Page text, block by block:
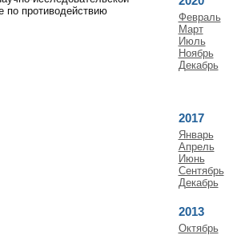
по противодействию
Февраль
Март
Июль
Ноябрь
Декабрь
2017
Январь
Апрель
Июнь
Сентябрь
Декабрь
2013
Октябрь